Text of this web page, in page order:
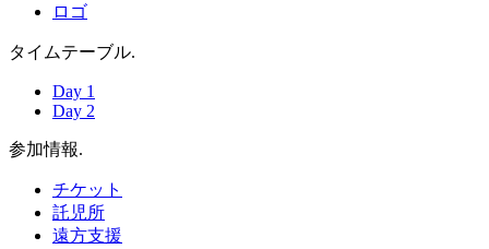
ロゴ
タイムテーブル.
Day 1
Day 2
参加情報.
チケット
託児所
遠方支援